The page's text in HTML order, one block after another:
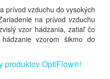
prívod vzduchu do vysokých
na prívod vzduchu
vzor hádzania, zatiaľ čo
vzorom šikmo do
produktov OptiFlow®!